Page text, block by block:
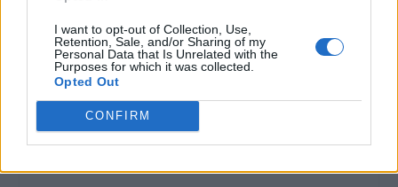
I want to opt-out of Collection, Use,
Retention, Sale, and/or Sharing of my
Personal Data that Is Unrelated with the
Purposes for which it was collected.
Opted Out
CONFIRM